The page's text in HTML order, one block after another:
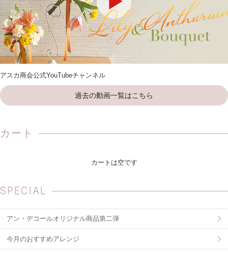
アスカ商会公式YouTubeチャンネル
過去の動画一覧はこちら
カート
カートは空です
SPECIAL
アン・デコールオリジナル商品第二弾
今月のおすすめアレンジ